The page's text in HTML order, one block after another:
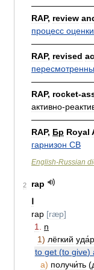
RAP, review
процесс оценки
RAP, revised
RAP, rocket-
активно-
RAP, Бр Royal
гарнизон СВ
English-Russian
2
rap
Ⅰ
rap [ræp]
1
n
1) лёгкий уда́р
to get (to give)
а) получи́ть (